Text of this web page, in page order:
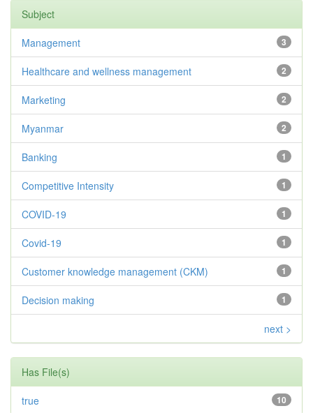
Subject
3
Management
2
Healthcare and wellness management
2
Marketing
2
Myanmar
1
Banking
1
Competitive Intensity
1
COVID-19
1
Covid-19
1
Customer knowledge management (CKM)
1
Decision making
next >
Has File(s)
10
true